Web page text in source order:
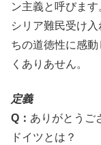
ン主義と呼びま
シリア難民受け
ちの道徳性に感
くありあせん。
定義
Q： ありがとうご
ドイツとは？